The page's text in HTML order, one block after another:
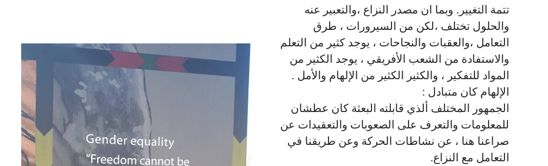
تتمة التغيير. وبما ان مصدر النزاع ،والتعبير عنه
والحلول تختلف ،لكن من السيرورات ، طرق
التعامل ،والعقبات والنجاحات ، يوجد كثير من التعلم
والاستفادة من الشعب الأفريقي ، يوجد الكثير من
المواد للتفكير ، والكثير الكثير من الإلهام والأمل .
الإلهام كان متبادل :
الجمهور المختلف ألذي قابلته البعثة كان عطشان
للمعلومات والتعرف على الصعوبات والتعقيدات عن
صراعنا هنا ، عن نشاطات الحركة وعن طريقنا في
التعامل مع النزاع.